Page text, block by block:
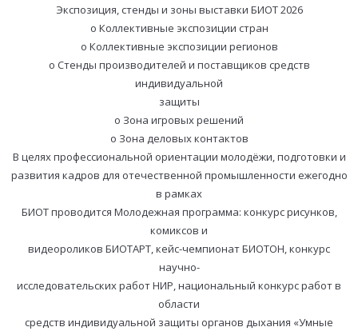
Экспозиция, стенды и зоны выставки БИОТ 2026
o Коллективные экспозиции стран
o Коллективные экспозиции регионов
o Стенды производителей и поставщиков средств
индивидуальной
защиты
o Зона игровых решений
o Зона деловых контактов
В целях профессиональной ориентации молодёжи, подготовки и
развития кадров для отечественной промышленности ежегодно
в рамках
БИОТ проводится Молодежная программа: конкурс рисунков,
комиксов и
видеороликов БИОТАРТ, кейс-чемпионат БИОТОН, конкурс
научно-
исследовательских работ НИР, национальный конкурс работ в
области
средств индивидуальной защиты органов дыхания «Умные